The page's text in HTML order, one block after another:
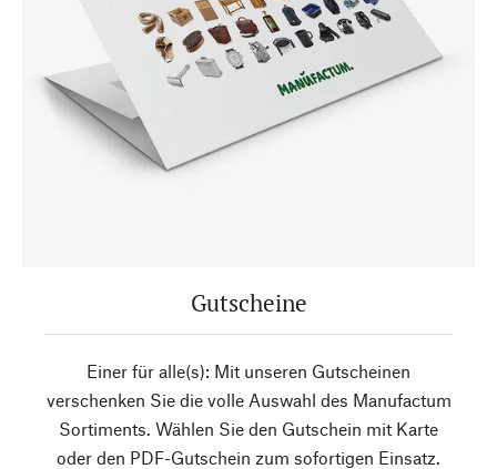
Gutscheine
Einer für alle(s): Mit unseren Gutscheinen
verschenken Sie die volle Auswahl des Manufactum
Sortiments. Wählen Sie den Gutschein mit Karte
oder den PDF-Gutschein zum sofortigen Einsatz.